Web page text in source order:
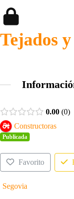
Tejados
0.00 0
Constructoras
Publicada
Favorito
Segovia